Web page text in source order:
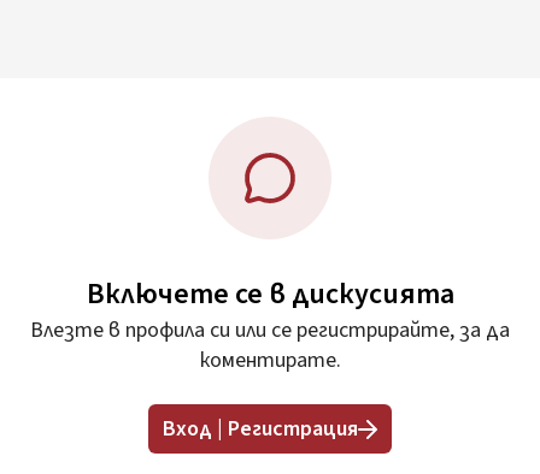
Включете се в дискусията
Влезте в профила си или се регистрирайте, за да
коментирате.
Вход | Регистрация